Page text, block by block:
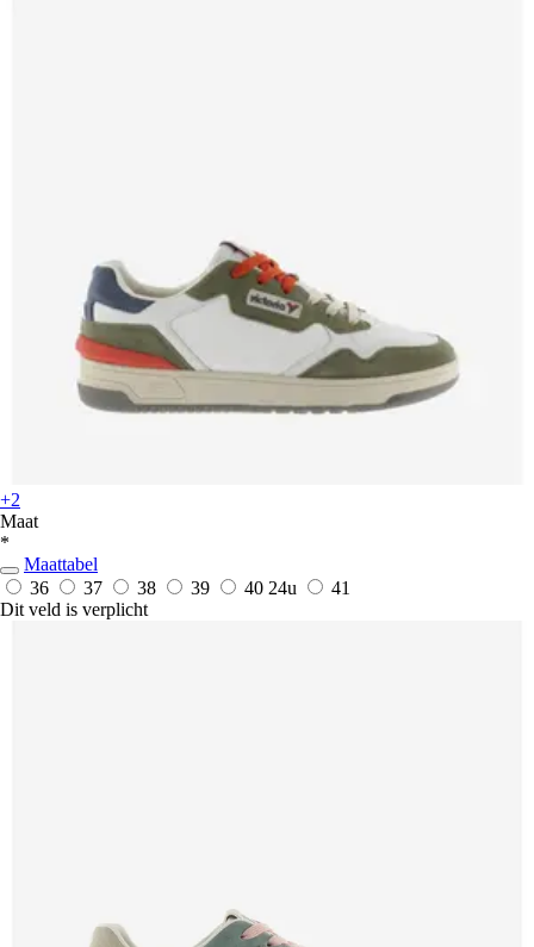
+2
Maat
*
Maattabel
36
37 38 39 40 24u
41
Dit veld is verplicht